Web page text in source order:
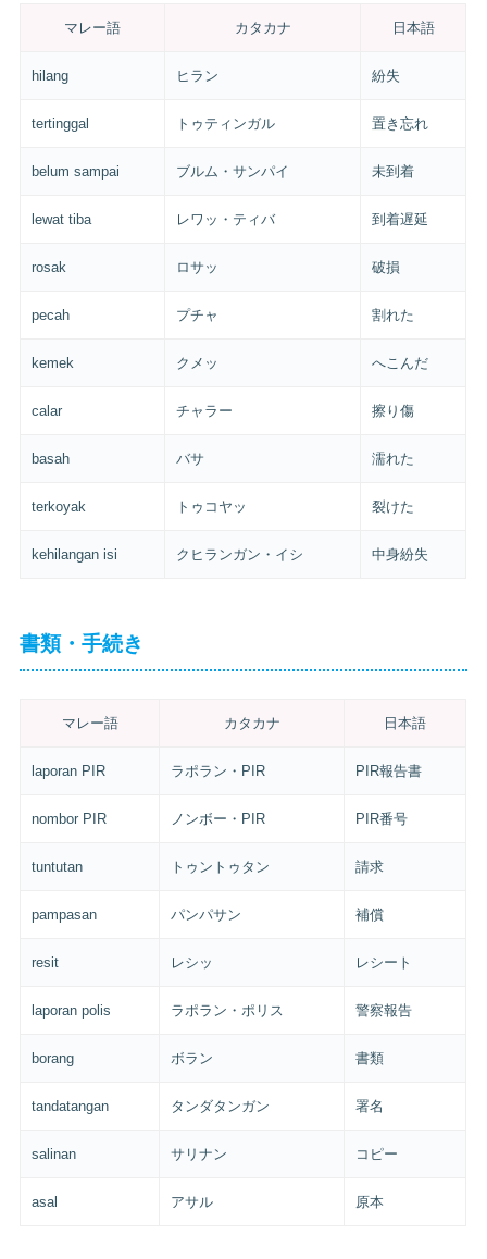
マレー語 カタカナ 日本語
hilang ヒラン 紛失
tertinggal トゥティンガル 置き忘れ
belum sampai ブルム・サンパイ 未到着
lewat tiba レワッ・ティバ 到着遅延
rosak ロサッ 破損
pecah プチャ 割れた
kemek クメッ へこんだ
calar チャラー 擦り傷
basah バサ 濡れた
terkoyak トゥコヤッ 裂けた
kehilangan isi クヒランガン・イシ 中身紛失
書類・手続き
マレー語 カタカナ 日本語
laporan PIR ラポラン・PIR PIR報告書
nombor PIR ノンボー・PIR PIR番号
tuntutan トゥントゥタン 請求
pampasan パンパサン 補償
resit レシッ レシート
laporan polis ラポラン・ポリス 警察報告
borang ボラン 書類
tandatangan タンダタンガン 署名
salinan サリナン コピー
asal アサル 原本